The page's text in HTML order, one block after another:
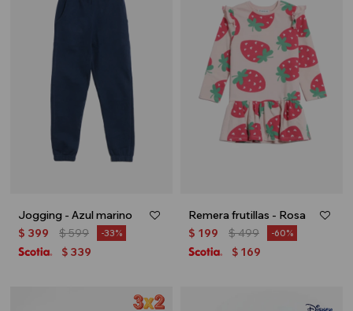
Jogging - Azul marino
$ 399 $599 33
$ 339
Remera frutillas - Rosa
$ 199 $499 60
$ 169